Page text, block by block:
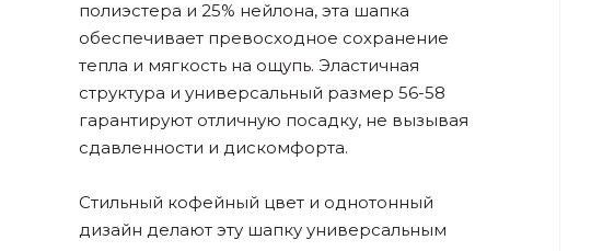
полиэстера и 25% нейлона, эта шапка
обеспечивает превосходное сохранение
тепла и мягкость на ощупь. Эластичная
структура и универсальный размер 56-58
гарантируют отличную посадку, не вызывая
сдавленности и дискомфорта.
Стильный кофейный цвет и однотонный
дизайн делают эту шапку универсальным